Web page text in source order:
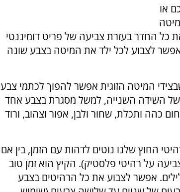
או
כל החדר בעזרת צביעה של פריט דומיננטי
לצבוע לכל ילד את המיטה בצבע שונה
המיטה הזוגית אפשר להפוך לכתמי צבע
השידה השנייה, למשל מסגרת בצבע אחד
כהה ותכלת, שחור ולבן, אפור וצהוב, ורוד
החוץ שלנו נוטים לדהות עם הזמן, בין אם
על רהיטי פלסטיק). הקיץ הוא זמן טוב
אפשר לצבוע את כל הרהיטים בצבע